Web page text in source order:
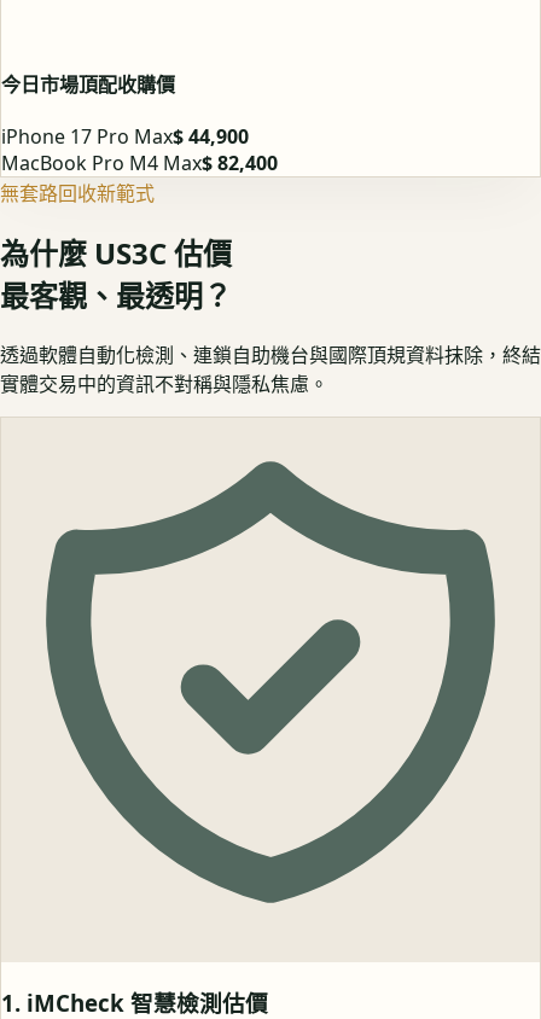
今日市場頂配收購價
iPhone 17 Pro Max$ 44,900
MacBook Pro M4 Max$ 82,400
無套路回收新範式
為什麼 US3C 估價
最客觀、最透明？
透過軟體自動化檢測、連鎖自助機台與國際頂規資料抹除，終結
實體交易中的資訊不對稱與隱私焦慮。
1. iMCheck 智慧檢測估價